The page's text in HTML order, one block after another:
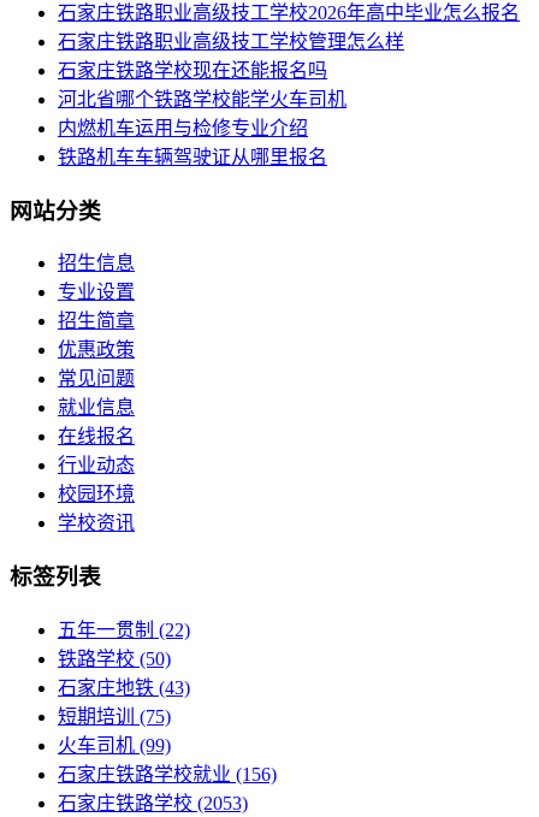
石家庄铁路职业高级技工学校2026年高中毕业怎么报名
石家庄铁路职业高级技工学校管理怎么样
石家庄铁路学校现在还能报名吗
河北省哪个铁路学校能学火车司机
内燃机车运用与检修专业介绍
铁路机车车辆驾驶证从哪里报名
网站分类
招生信息
专业设置
招生简章
优惠政策
常见问题
就业信息
在线报名
行业动态
校园环境
学校资讯
标签列表
五年一贯制 (22)
铁路学校 (50)
石家庄地铁 (43)
短期培训
(75)
火车司机 (99)
石家庄铁路学校就业 (156)
石家庄铁路学校 (2053)